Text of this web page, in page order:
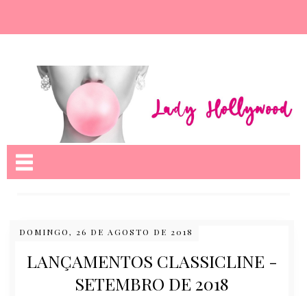
DOMINGO, 26 DE AGOSTO DE 2018
LANÇAMENTOS CLASSICLINE -
SETEMBRO DE 2018